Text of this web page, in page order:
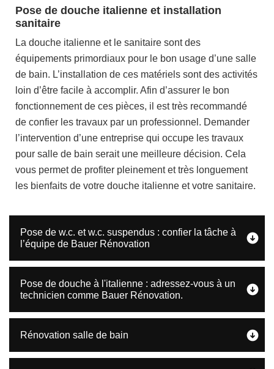
Pose de douche italienne et installation
sanitaire
La douche italienne et le sanitaire sont des
équipements primordiaux pour le bon usage d’une salle
de bain. L’installation de ces matériels sont des activités
loin d’être facile à accomplir. Afin d’assurer le bon
fonctionnement de ces pièces, il est très recommandé
de confier les travaux par un professionnel. Demander
l’intervention d’une entreprise qui occupe les travaux
pour salle de bain serait une meilleure décision. Cela
vous permet de profiter pleinement et très longuement
les bienfaits de votre douche italienne et votre sanitaire.
Pose de w.c. et w.c. suspendus : confier la tâche à
l’équipe de Bauer Rénovation
Pose de douche à l'italienne : adressez-vous à un
technicien comme Bauer Rénovation.
Rénovation salle de bain